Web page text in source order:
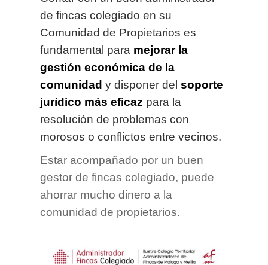
de fincas colegiado en su
Comunidad de Propietarios es
fundamental para mejorar la
gestión económica de la
comunidad y disponer del soporte
jurídico más eficaz para la
resolución de problemas con
morosos o conflictos entre vecinos.
Estar acompañado por un buen
gestor de fincas colegiado, puede
ahorrar mucho dinero a la
comunidad de propietarios.